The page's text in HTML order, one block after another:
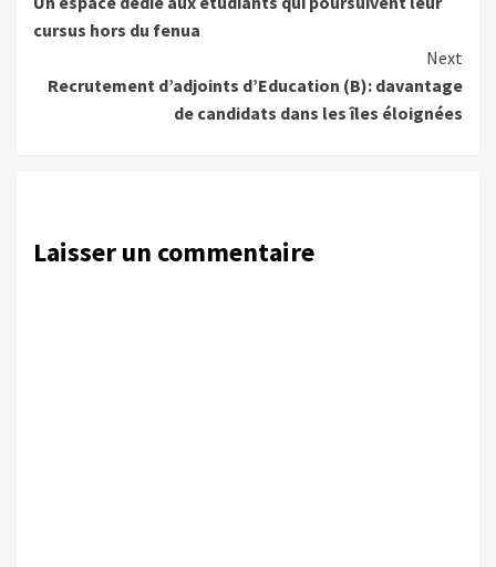
Reading
cursus hors du fenua
Next
Recrutement d’adjoints d’Education (B): davantage
de candidats dans les îles éloignées
Laisser un commentaire